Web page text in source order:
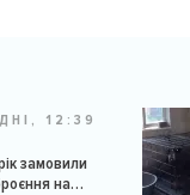
12:39
замовили
на